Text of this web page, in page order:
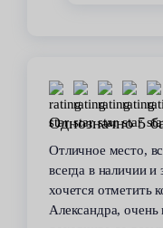
Однозначно 5
Отличное место,
всегда в наличии
хочется отметить
Александра, очень